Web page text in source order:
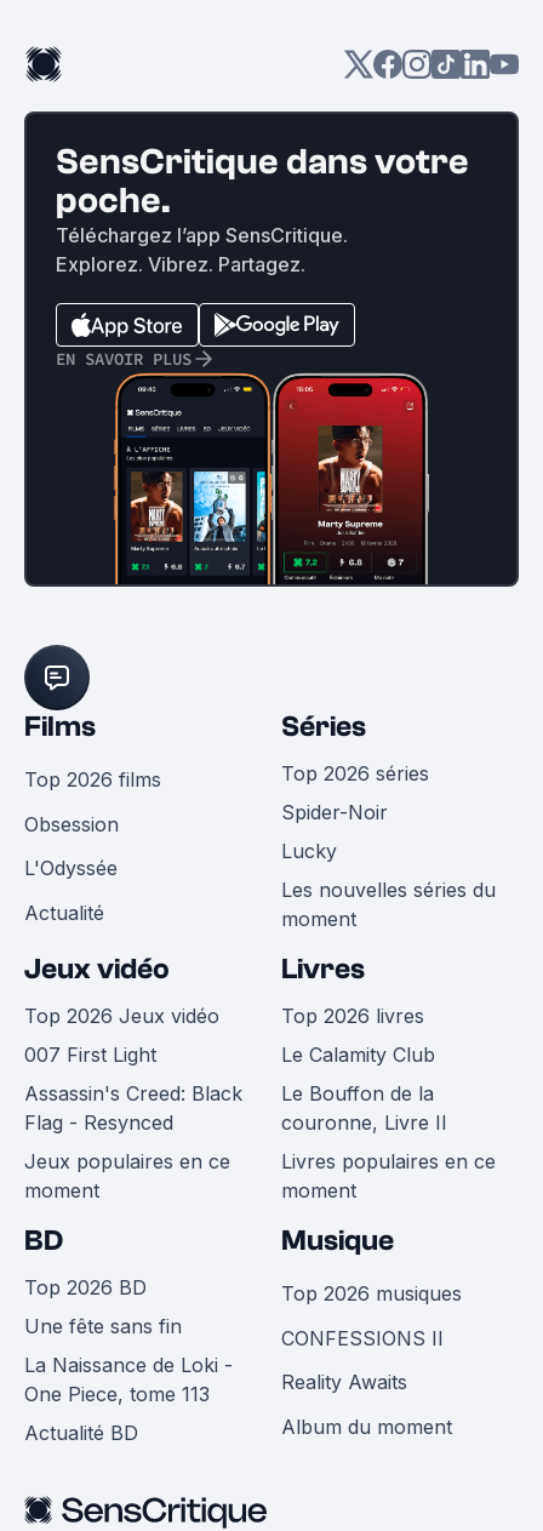
SensCritique dans votre
poche.
Téléchargez l’app SensCritique.
Explorez. Vibrez. Partagez.
EN SAVOIR PLUS
Films
Top 2026 films
Obsession
L'Odyssée
Actualité
Séries
Top 2026 séries
Spider-Noir
Lucky
Les nouvelles séries du
moment
Jeux vidéo
Top 2026 Jeux vidéo
007 First Light
Assassin's Creed: Black
Flag - Resynced
Jeux populaires en ce
moment
Livres
Top 2026 livres
Le Calamity Club
Le Bouffon de la
couronne, Livre II
Livres populaires en ce
moment
BD
Top 2026 BD
Une fête sans fin
La Naissance de Loki -
One Piece, tome 113
Actualité BD
Musique
Top 2026 musiques
CONFESSIONS II
Reality Awaits
Album du moment